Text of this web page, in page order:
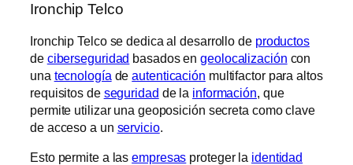
Ironchip Telco
Ironchip Telco se dedica al desarrollo de productos
de ciberseguridad basados engeolocalización con
una tecnología deautenticación multifactor para altos
requisitos de seguridad de la información , que
permite utilizar una geoposición secreta como clave
de acceso a un servicio.
Esto permite a lasempresas proteger la identidad